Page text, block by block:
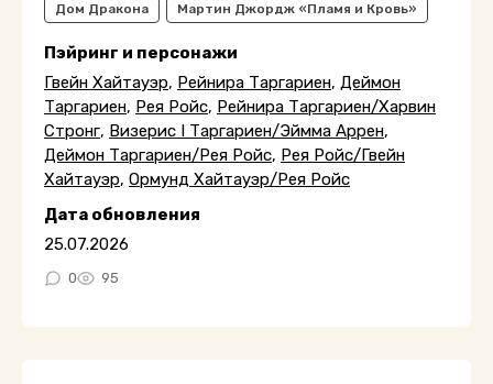
Дом Дракона Мартин Джордж «Пламя и Кровь»
Пэйринг и персонажи
Гвейн Хайтауэр, Рейнира Таргариен, Деймон
Таргариен, Рея Ройс, Рейнира Таргариен/Харвин
Стронг, Визерис I Таргариен/Эймма Аррен,
Деймон Таргариен/Рея Ройс, Рея Ройс/Гвейн
Хайтауэр, Ормунд Хайтауэр/Рея Ройс
Дата обновления
25.07.2026
0 95